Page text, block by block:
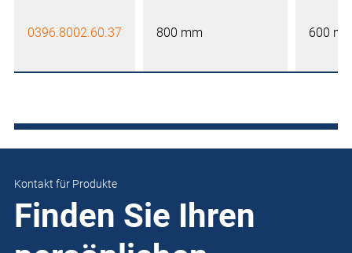
0396.8002.60.37 800 mm 600
Kontakt für Produkte
Finden Sie Ihren